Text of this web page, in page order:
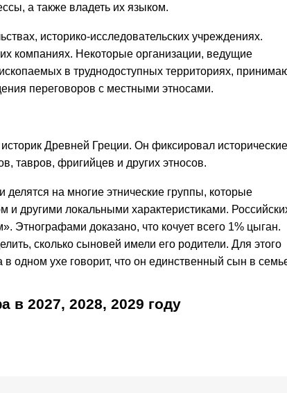
а также владеть их языком.
историко-исследовательских учреждениях.
компаниях. Некоторые организации, ведущие
в труднодоступных территориях,
переговоров с местными этносами.
Древней Греции. Он фиксировал исторические
тавров, фригийцев и других этносов.
на многие этнические группы, которые
и другими локальными характеристиками.
Этнографами доказано, что кочует всего 1% цыган.
сколько сыновей имели его родители. Для этого
в одном ухе говорит, что он единственный сын в
в 2027, 2028, 2029 году